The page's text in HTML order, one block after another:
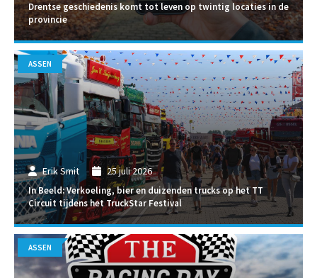
Drentse geschiedenis komt tot leven op twintig locaties in de
provincie
Erik Smit 25 juli 2026
In Beeld: Verkoeling, bier en duizenden trucks op het TT
Circuit tijdens het TruckStar Festival
ASSEN
ASSEN